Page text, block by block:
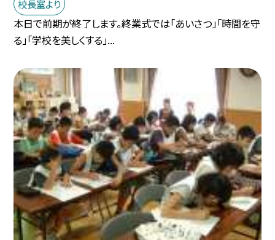
校長室より
本日で前期が終了します。終業式では「あいさつ」「時間を守
る」「学校を美しくする」...